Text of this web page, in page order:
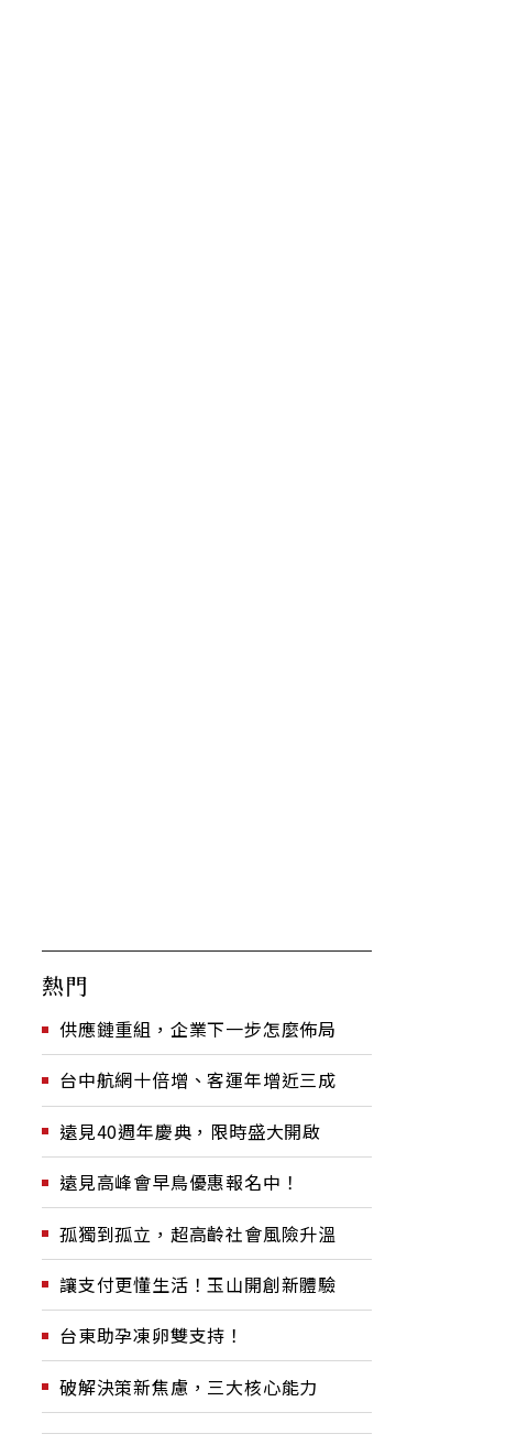
熱門
供應鏈重組，企業下一步怎麼佈局
台中航網十倍增、客運年增近三成
遠見40週年慶典，限時盛大開啟
遠見高峰會早鳥優惠報名中！
孤獨到孤立，超高齡社會風險升溫
讓支付更懂生活！玉山開創新體驗
台東助孕凍卵雙支持！
破解決策新焦慮，三大核心能力